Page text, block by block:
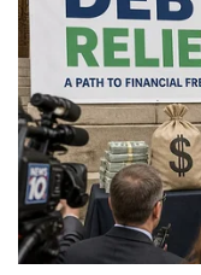
Thể thao
Bóng đá
Lịch thi đấu bóng đá
Thế giới thể thao
eSports
Hậu trường